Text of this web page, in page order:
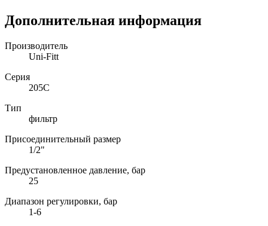
Дополнительная информация
Производитель
Uni-Fitt
Серия
205C
Тип
фильтр
Присоединительный размер
1/2"
Предустановленное давление, бар
25
Диапазон регулировки, бар
1-6